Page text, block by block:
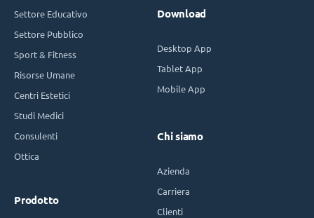
Settore Educativo
Settore Pubblico
Sport & Fitness
Risorse Umane
Centri Estetici
Studi Medici
Consulenti
Ottica
Prodotto
Download
Desktop App
Tablet App
Mobile App
Chi siamo
Azienda
Carriera
Clienti